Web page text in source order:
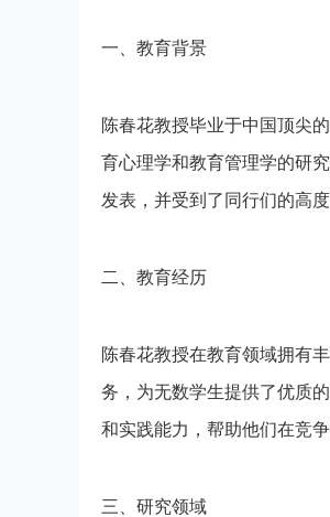
一、教育背景
陈春花教授毕业于中国顶尖
育心理学和教育管理学的研
发表，并受到了同行们的高度
二、教育经历
陈春花教授在教育领域拥有
务，为无数学生提供了优质
和实践能力，帮助他们在竞
三、研究领域